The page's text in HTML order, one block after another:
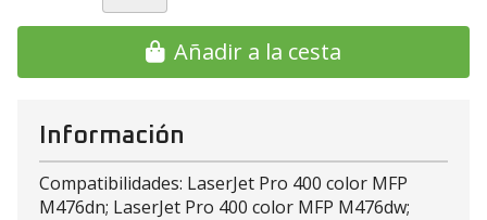
Añadir a la cesta
Información
Compatibilidades: LaserJet Pro 400 color MFP
M476dn; LaserJet Pro 400 color MFP M476dw;